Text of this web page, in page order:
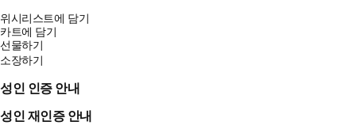
위시리스트에 담기
카트에 담기
선물하기
소장하기
성인 인증 안내
성인 재인증 안내